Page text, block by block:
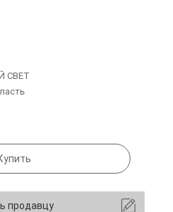
СВЕТ
продавцу